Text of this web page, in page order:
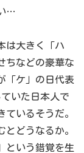
…
は大きく「ハ
ちなどの豪華な
「ケ」の日代表
いた日本人で
いるそうだ。
どうなるか。
という錯覚を生